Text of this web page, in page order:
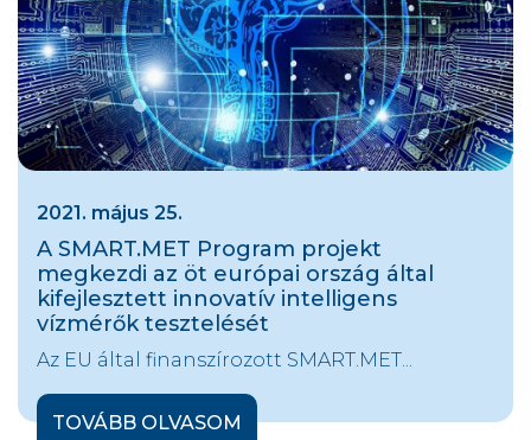
2021. május 25.
A SMART.MET Program projekt
megkezdi az öt európai ország által
kifejlesztett innovatív intelligens
vízmérők tesztelését
Az EU által finanszírozott SMART.MET...
TOVÁBB OLVASOM